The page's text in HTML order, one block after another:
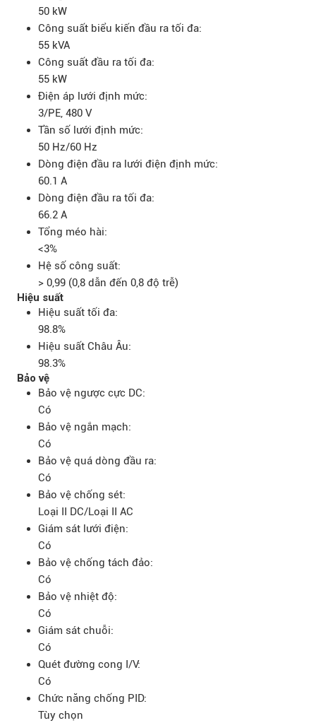
50 kW
Công suất biểu kiến đầu ra tối đa:
55 kVA
Công suất đầu ra tối đa:
55 kW
Điện áp lưới định mức:
3/PE, 480 V
Tần số lưới định mức:
50 Hz/60 Hz
Dòng điện đầu ra lưới điện định mức:
60.1 A
Dòng điện đầu ra tối đa:
66.2 A
Tổng méo hài:
<3%
Hệ số công suất:
> 0,99 (0,8 dẫn đến 0,8 độ trễ)
Hiệu suất
Hiệu suất tối đa:
98.8%
Hiệu suất Châu Âu:
98.3%
Bảo vệ
Bảo vệ ngược cực DC:
Có
Bảo vệ ngắn mạch:
Có
Bảo vệ quá dòng đầu ra:
Có
Bảo vệ chống sét:
Loại II DC/Loại II AC
Giám sát lưới điện:
Có
Bảo vệ chống tách đảo:
Có
Bảo vệ nhiệt độ:
Có
Giám sát chuỗi:
Có
Quét đường cong I/V:
Có
Chức năng chống PID:
Tùy chọn